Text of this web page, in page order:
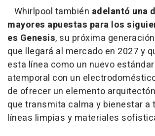
Whirlpool también adelantó una
mayores apuestas para los
es Genesis, su próxima
que llegará al mercado en 2027 y
esta línea como un nuevo
atemporal con un
de ofrecer un elemento
que transmita calma y bienestar a
líneas limpias y materiales